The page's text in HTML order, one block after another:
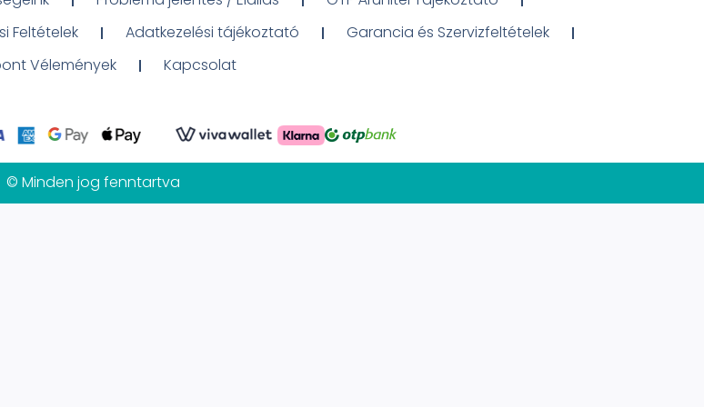
Feltételek Adatkezelési tájékoztató
Garancia és Szervizfeltételek
Vélemények
Kapcsolat
© Minden jog fenntartva